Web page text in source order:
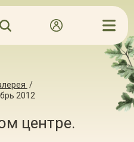
/
2012
центре.